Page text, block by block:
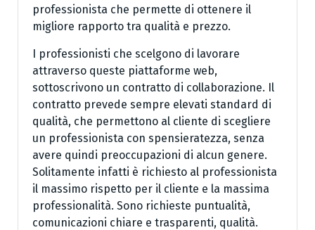
professionista che permette di ottenere il
migliore rapporto tra qualità e prezzo.
I professionisti che scelgono di lavorare
attraverso queste piattaforme web,
sottoscrivono un contratto di collaborazione. Il
contratto prevede sempre elevati standard di
qualità, che permettono al cliente di scegliere
un professionista con spensieratezza, senza
avere quindi preoccupazioni di alcun genere.
Solitamente infatti è richiesto al professionista
il massimo rispetto per il cliente e la massima
professionalità. Sono richieste puntualità,
comunicazioni chiare e trasparenti, qualità.